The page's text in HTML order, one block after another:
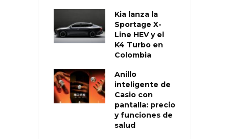
Kia lanza la
Sportage X-
Line HEV y el
K4 Turbo en
Colombia
Anillo
inteligente de
Casio con
pantalla: precio
y funciones de
salud